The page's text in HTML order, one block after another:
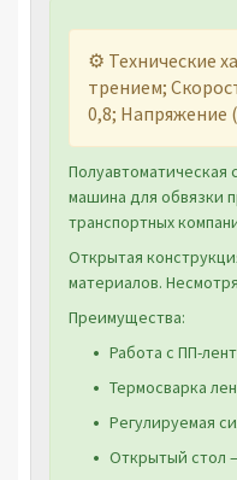
⚙️ Технические
трением;
0,8; Напряжение
Полуавтоматическая
машина для обвязки
транспортных
Открытая
материалов.
Преимущества:
Работа с ПП-
Термосварка
Регулируемая
Открытый стол